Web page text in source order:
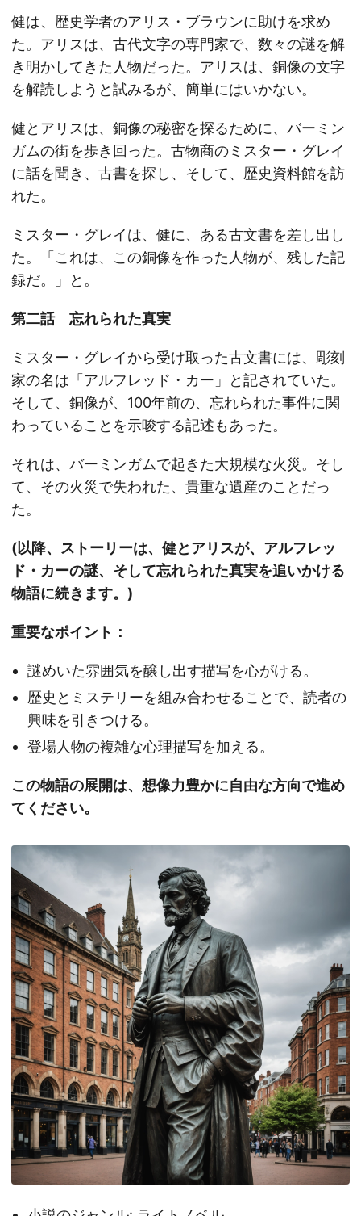
健は、歴史学者のアリス・ブラウンに助けを求め
た。アリスは、古代文字の専門家で、数々の謎を解
き明かしてきた人物だった。アリスは、銅像の文字
を解読しようと試みるが、簡単にはいかない。
健とアリスは、銅像の秘密を探るために、バーミン
ガムの街を歩き回った。古物商のミスター・グレイ
に話を聞き、古書を探し、そして、歴史資料館を訪
れた。
ミスター・グレイは、健に、ある古文書を差し出し
た。「これは、この銅像を作った人物が、残した記
録だ。」と。
第二話 忘れられた真実
ミスター・グレイから受け取った古文書には、彫刻
家の名は「アルフレッド・カー」と記されていた。
そして、銅像が、100年前の、忘れられた事件に関
わっていることを示唆する記述もあった。
それは、バーミンガムで起きた大規模な火災。そし
て、その火災で失われた、貴重な遺産のことだっ
た。
(以降、ストーリーは、健とアリスが、アルフレッ
ド・カーの謎、そして忘れられた真実を追いかける
物語に続きます。)
重要なポイント：
謎めいた雰囲気を醸し出す描写を心がける。
歴史とミステリーを組み合わせることで、読者の
興味を引きつける。
登場人物の複雑な心理描写を加える。
この物語の展開は、想像力豊かに自由な方向で進め
てください。